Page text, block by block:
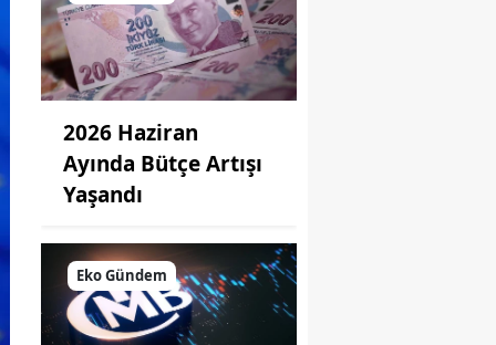
2026 Haziran
Ayında Bütçe Artışı
Yaşandı
Eko Gündem